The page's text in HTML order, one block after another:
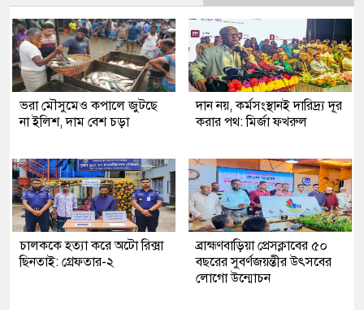
ভরা মৌসুমেও কপালে জুটছে
না ইলিশ, দাম বেশ চড়া
দান নয়, কর্মসংস্থানই দারিদ্র্য দূর
করার পথ: মির্জা ফখরুল
চালককে হত্যা করে অটো রিক্সা
ছিনতাই: গ্রেফতার-২
ব্রাহ্মণবাড়িয়া প্রেসক্লাবের ৫০
বছরের সুবর্ণজয়ন্তীর উৎসবের
লোগো উন্মোচন